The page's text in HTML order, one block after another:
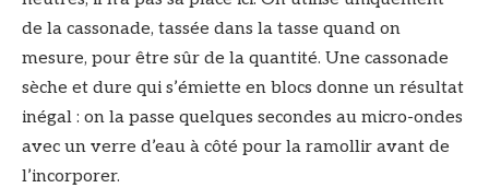
de la cassonade, tassée dans la tasse quand on
mesure, pour être sûr de la quantité. Une cassonade
sèche et dure qui s’émiette en blocs donne un résultat
inégal : on la passe quelques secondes au micro-ondes
avec un verre d’eau à côté pour la ramollir avant de
l’incorporer.